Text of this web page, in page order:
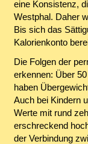
eine Konsistenz,
Westphal. Daher
Bis sich das
Kalorienkonto
Die Folgen der
erkennen: Über
haben
Auch bei Kindern
Werte mit rund
erschreckend
der Verbindung